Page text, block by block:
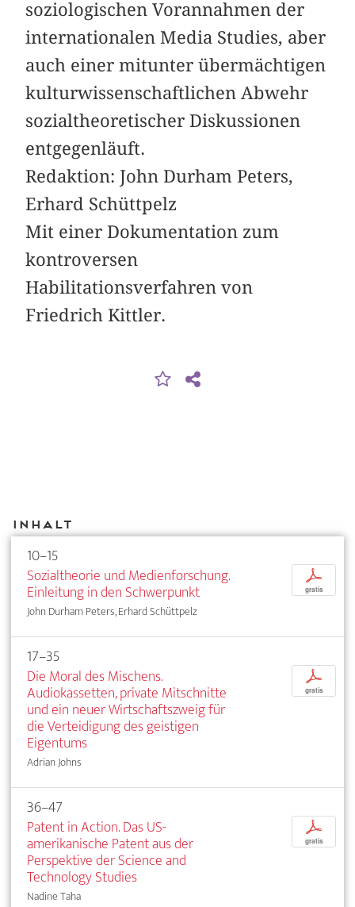
soziologischen Vorannahmen der
internationalen Media Studies, aber
auch einer mitunter übermächtigen
kulturwissenschaftlichen Abwehr
sozialtheoretischer Diskussionen
entgegenläuft.
Redaktion: John Durham Peters,
Erhard Schüttpelz
Mit einer Dokumentation zum
kontroversen
Habilitationsverfahren von
Friedrich Kittler.
Inhalt
10–15
Sozialtheorie und Medienforschung.
Einleitung in den Schwerpunkt
John Durham Peters, Erhard Schüttpelz
p
gratis
17–35
Die Moral des Mischens.
Audiokassetten, private Mitschnitte
und ein neuer Wirtschaftszweig für
die Verteidigung des geistigen
Eigentums
Adrian Johns
p
gratis
36–47
Patent in Action. Das US-
amerikanische Patent aus der
Perspektive der Science and
Technology Studies
Nadine Taha
p
gratis